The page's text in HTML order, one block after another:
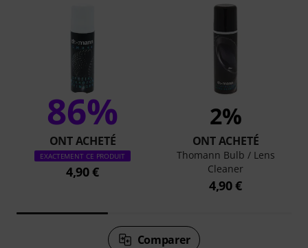
86%
ONT ACHETÉ
EXACTEMENT CE PRODUIT
4,90 €
2%
ONT ACHETÉ
Thomann Bulb / Lens
Cleaner
4,90 €
Comparer